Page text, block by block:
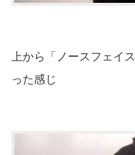
上から「ノースフェイ
った感じ